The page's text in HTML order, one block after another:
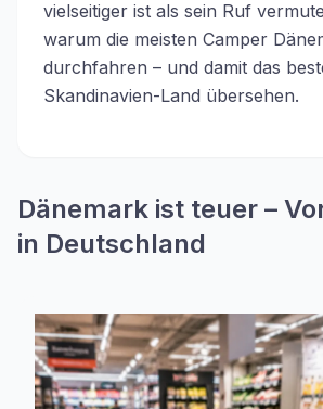
vielseitiger ist als sein Ruf
warum die meisten Camper
durchfahren – und damit das
Skandinavien-Land übersehen.
Dänemark ist teuer –
in Deutschland